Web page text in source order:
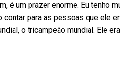
é um prazer enorme. Eu tenho
contar para as pessoas que ele
o tricampeão mundial. Ele